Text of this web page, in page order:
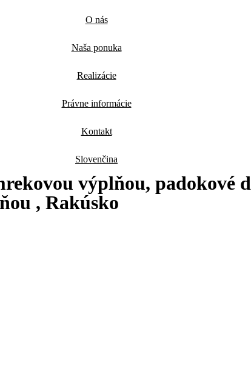
O nás
Naša ponuka
Realizácie
Právne informácie
Kontakt
Slovenčina
výplňou, padokové
, Rakúsko